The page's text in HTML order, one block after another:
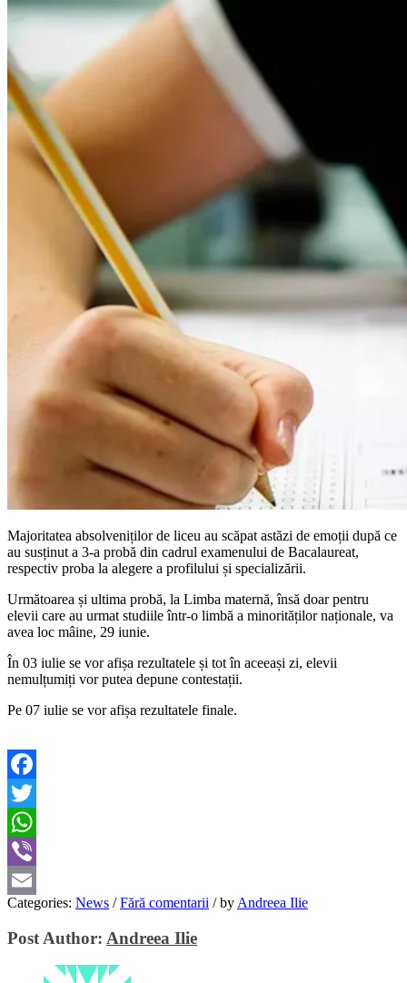
Majoritatea absolveniților de liceu au scăpat astăzi de emoții după ce
au susținut a 3-a probă din cadrul examenului de Bacalaureat,
respectiv proba la alegere a profilului și specializării.
Următoarea și ultima probă, la Limba maternă, însă doar pentru
elevii care au urmat studiile într-o limbă a minorităților naționale, va
avea loc mâine, 29 iunie.
În 03 iulie se vor afișa rezultatele și tot în aceeași zi, elevii
nemulțumiți vor putea depune contestații.
Pe 07 iulie se vor afișa rezultatele finale.
Facebook
Twitter
WhatsApp
Viber
Email
Categories: News / Fără comentarii /by Andreea Ilie
Post Author: Andreea Ilie